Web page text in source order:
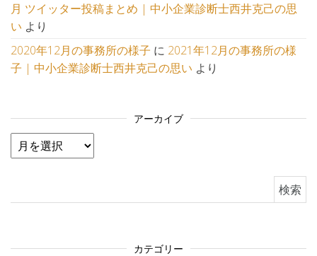
月 ツイッター投稿まとめ | 中小企業診断士西井克己の思
い より
2020年12月の事務所の様子 に 2021年12月の事務所の様
子 | 中小企業診断士西井克己の思い より
アーカイブ
アーカイブ
カテゴリー